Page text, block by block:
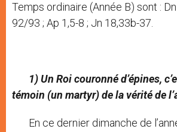
Temps ordinaire (Année B) sont :
92/93 ; Ap 1,5-8 ; Jn 18,33b-37.
1) Un Roi couronné d’épines,
témoin (un martyr) de la vérité de
En ce dernier dimanche de